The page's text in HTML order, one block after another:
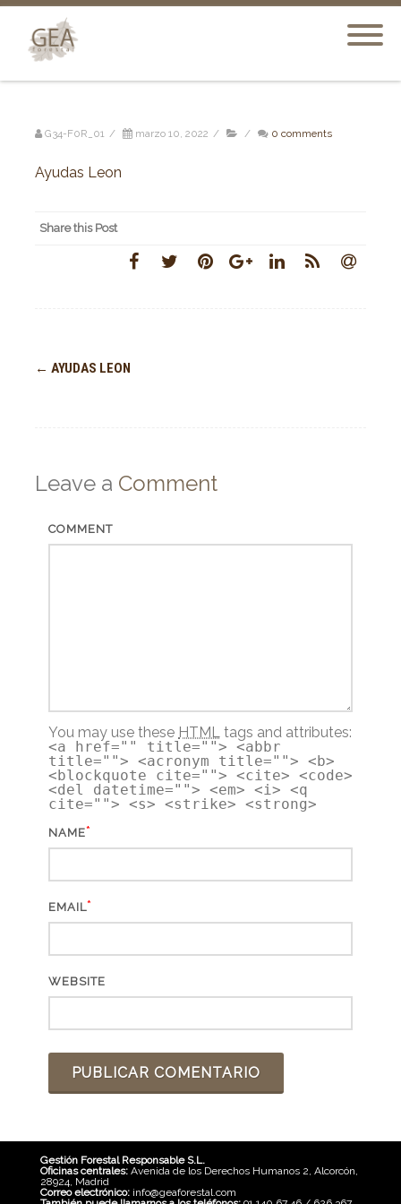
G34-F0R_01 / marzo 10, 2022 / / 0 comments
Ayudas Leon
Share this Post
Post
← AYUDAS LEON
Leave a Comment
COMMENT
You may use these HTML tags and attributes:
<a href="" title=""> <abbr
title=""> <acronym title=""> <b>
<blockquote cite=""> <cite> <code>
<del datetime=""> <em> <i> <q
cite=""> <s> <strike> <strong>
NAME*
EMAIL*
WEBSITE
Gestión Forestal Responsable S.L.
Oficinas centrales: Avenida de los Derechos Humanos 2, Alcorcón,
28924, Madrid
Correo electrónico: info@geaforestal.com